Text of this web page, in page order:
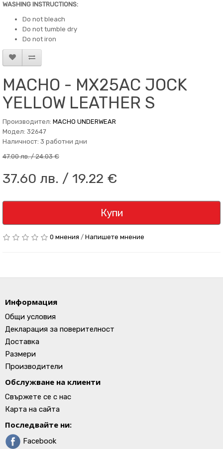
WASHING INSTRUCTIONS:
Do not bleach
Do not tumble dry
Do not iron
MACHO - MX25AC JOCK
YELLOW LEATHER S
Производител: MACHO UNDERWEAR
Модел: 32647
Наличност: 3 работни дни
47.00 лв. / 24.03 €
37.60 лв. / 19.22 €
Купи
0 мнения / Напишете мнение
Информация
Общи условия
Декларация за поверителност
Доставка
Размери
Производители
Обслужване на клиенти
Свържете се с нас
Карта на сайта
Последвайте ни:
Facebook